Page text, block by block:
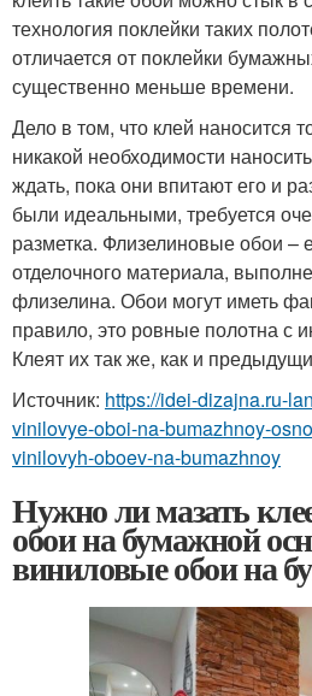
технология поклейки таких
отличается от поклейки
существенно меньше времени.
Дело в том, что клей наносится
никакой необходимости
ждать, пока они впитают его и
были идеальными, требуется
разметка. Флизелиновые обои –
отделочного материала,
флизелина. Обои могут иметь
правило, это ровные полотна с
Клеят их так же, как и
Источник: https://idei-dizajna.ru-
vinilovye-oboi-na-bumazhnoy-
vinilovyh-oboev-na-bumazhnoy
Нужно ли мазать
обои на бумажной
виниловые обои на